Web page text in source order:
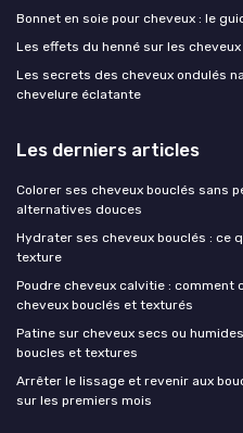
Bonnet en soie pour cheveux : le
Les effets du henné sur les
Les secrets des cheveux ondulés
chevelure éclatante
Les derniers articles
Colorer ses cheveux bouclés sans
alternatives douces
Hydrater ses cheveux bouclés : ce
texture
Poudre cheveux calvitie : comment
cheveux bouclés et texturés
Patine sur cheveux secs ou
boucles et textures
Arrêter le lissage et revenir aux
sur les premiers mois